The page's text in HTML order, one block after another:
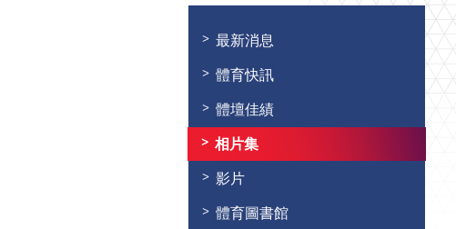
最新消息
體育快訊
體壇佳績
相片集
影片
體育圖書館